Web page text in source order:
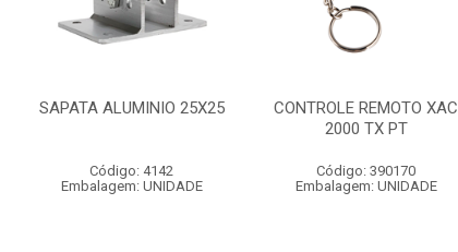
SAPATA ALUMINIO 25X25
Código: 4142
Embalagem: UNIDADE
CONTROLE REMOTO XAC
2000 TX PT
Código: 390170
Embalagem: UNIDADE